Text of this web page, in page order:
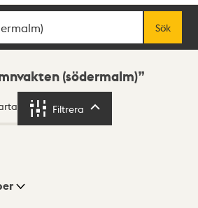
Sök
(södermalm)
Filtrera